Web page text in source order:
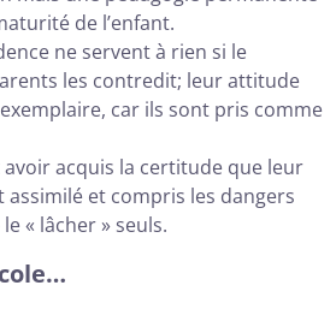
de l’enfant.
ne servent à rien si le
les contredit; leur attitude
car ils sont pris comme
acquis la certitude que leur
et compris les dangers
« lâcher » seuls.